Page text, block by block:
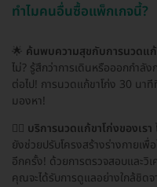
ทำไมคนอื่นซื้อแพ็กเกจนี้?
🌟 ค้นพบความสุขกับการนวดแก้
ไม่? รู้สึกว่าการเดินหรือออกกำลั
ต่อไป! การนวดแก้ขาโก่ง 30 น
มองหา!
💆‍♂️ บริการนวดแก้ขาโก่งของเรา
ยังช่วยปรับโครงสร้างร่างกายเ
อีกครั้ง! ด้วยการตรวจสอบและวิ
คุณจะได้รับการดูแลอย่างใกล้ชิด